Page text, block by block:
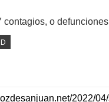
contagios, o defunciones